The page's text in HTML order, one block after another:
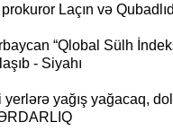
Laçın və
“Qlobal Sülh
- Siyahı
yağış yağacaq,